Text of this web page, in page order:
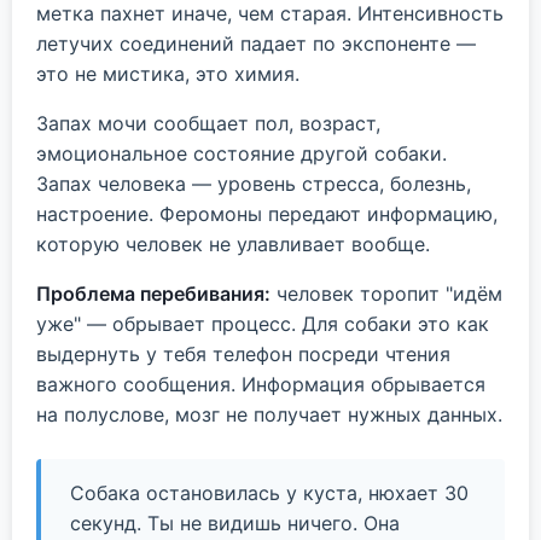
метка пахнет иначе, чем старая. Интенсивность
летучих соединений падает по экспоненте —
это не мистика, это химия.
Запах мочи сообщает пол, возраст,
эмоциональное состояние другой собаки.
Запах человека — уровень стресса, болезнь,
настроение. Феромоны передают информацию,
которую человек не улавливает вообще.
Проблема перебивания: человек торопит "идём
уже" — обрывает процесс. Для собаки это как
выдернуть у тебя телефон посреди чтения
важного сообщения. Информация обрывается
на полуслове, мозг не получает нужных данных.
Собака остановилась у куста, нюхает 30
секунд. Ты не видишь ничего. Она